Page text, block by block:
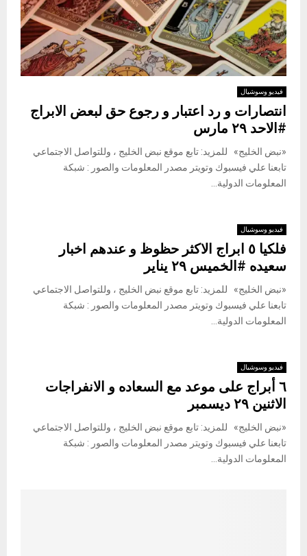
فيديو وسوشيال
انتصارات و رد اعتبار و رجوع حق لبعض الابراج
#الاحد ٢٩ مارس
«نبض الخليج» للمزيد: تابع موقع نبض الخليج ، وللتواصل الاجتماعي
تابعنا علي فيسبوك وتويتر مصدر المعلومات والصور : شبكة
المعلومات الدولية...
فيديو وسوشيال
فلكيا ٥ ابراج الاكثر حظوظ و عندهم اخبار
سعيده #الخميس ٢٩ يناير
«نبض الخليج» للمزيد: تابع موقع نبض الخليج ، وللتواصل الاجتماعي
تابعنا علي فيسبوك وتويتر مصدر المعلومات والصور : شبكة
المعلومات الدولية...
فيديو وسوشيال
٦ أبراج على موعد مع السعاده و الانفراجات
الاثنين ٢٩ ديسمبر
«نبض الخليج» للمزيد: تابع موقع نبض الخليج ، وللتواصل الاجتماعي
تابعنا علي فيسبوك وتويتر مصدر المعلومات والصور : شبكة
المعلومات الدولية...